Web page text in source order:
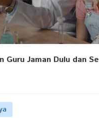
Guru Jaman Dulu dan